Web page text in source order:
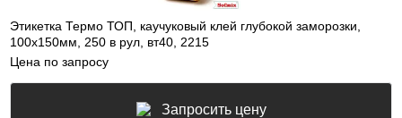
Этикетка Термо ТОП, каучуковый клей глубокой заморозки,
100х150мм, 250 в рул, вт40, 2215
Цена по запросу
Запросить цену